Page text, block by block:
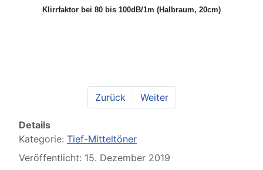
Klirrfaktor bei 80 bis 100dB/1m (Halbraum, 20cm)
Zurück Weiter
Details
Kategorie: Tief-Mitteltöner
Veröffentlicht: 15. Dezember 2019